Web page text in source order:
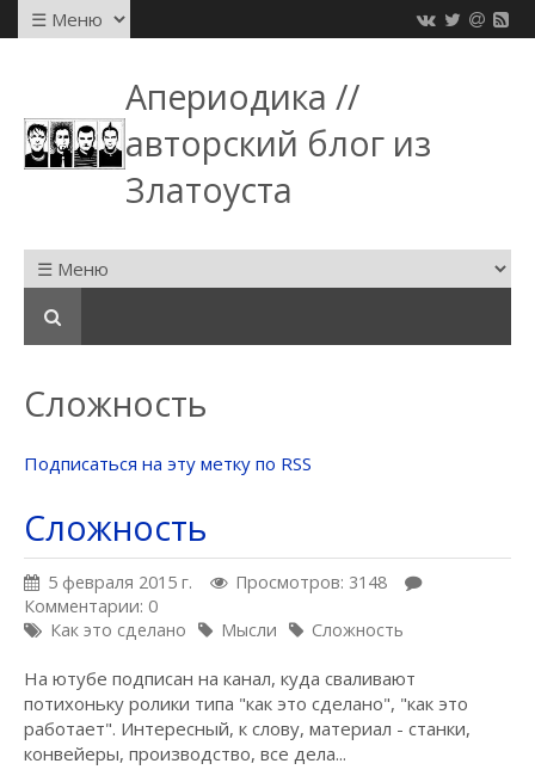
Апериодика //
авторский блог из
Златоуста
Сложность
Подписаться на эту метку по RSS
Сложность
5 февраля 2015 г.
Просмотров: 3148
Комментарии: 0
Как это сделано
Мысли Сложность
На ютубе подписан на канал, куда сваливают
потихоньку ролики типа "как это сделано", "как это
работает". Интересный, к слову, материал - станки,
конвейеры, производство, все дела...